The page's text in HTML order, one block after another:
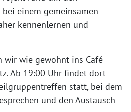
einem gemeinsamen
kennenlernen und
wir wie gewohnt ins Café
Ab 19:00 Uhr findet dort
statt, bei dem
und den Austausch